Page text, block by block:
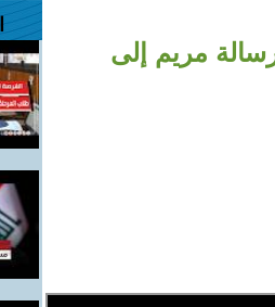
مريم إلى